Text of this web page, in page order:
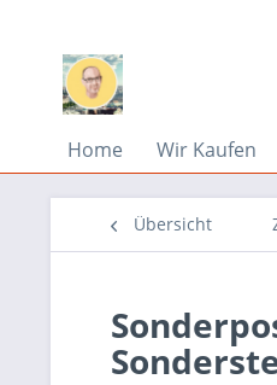
Home Wir Kaufen
Übersicht